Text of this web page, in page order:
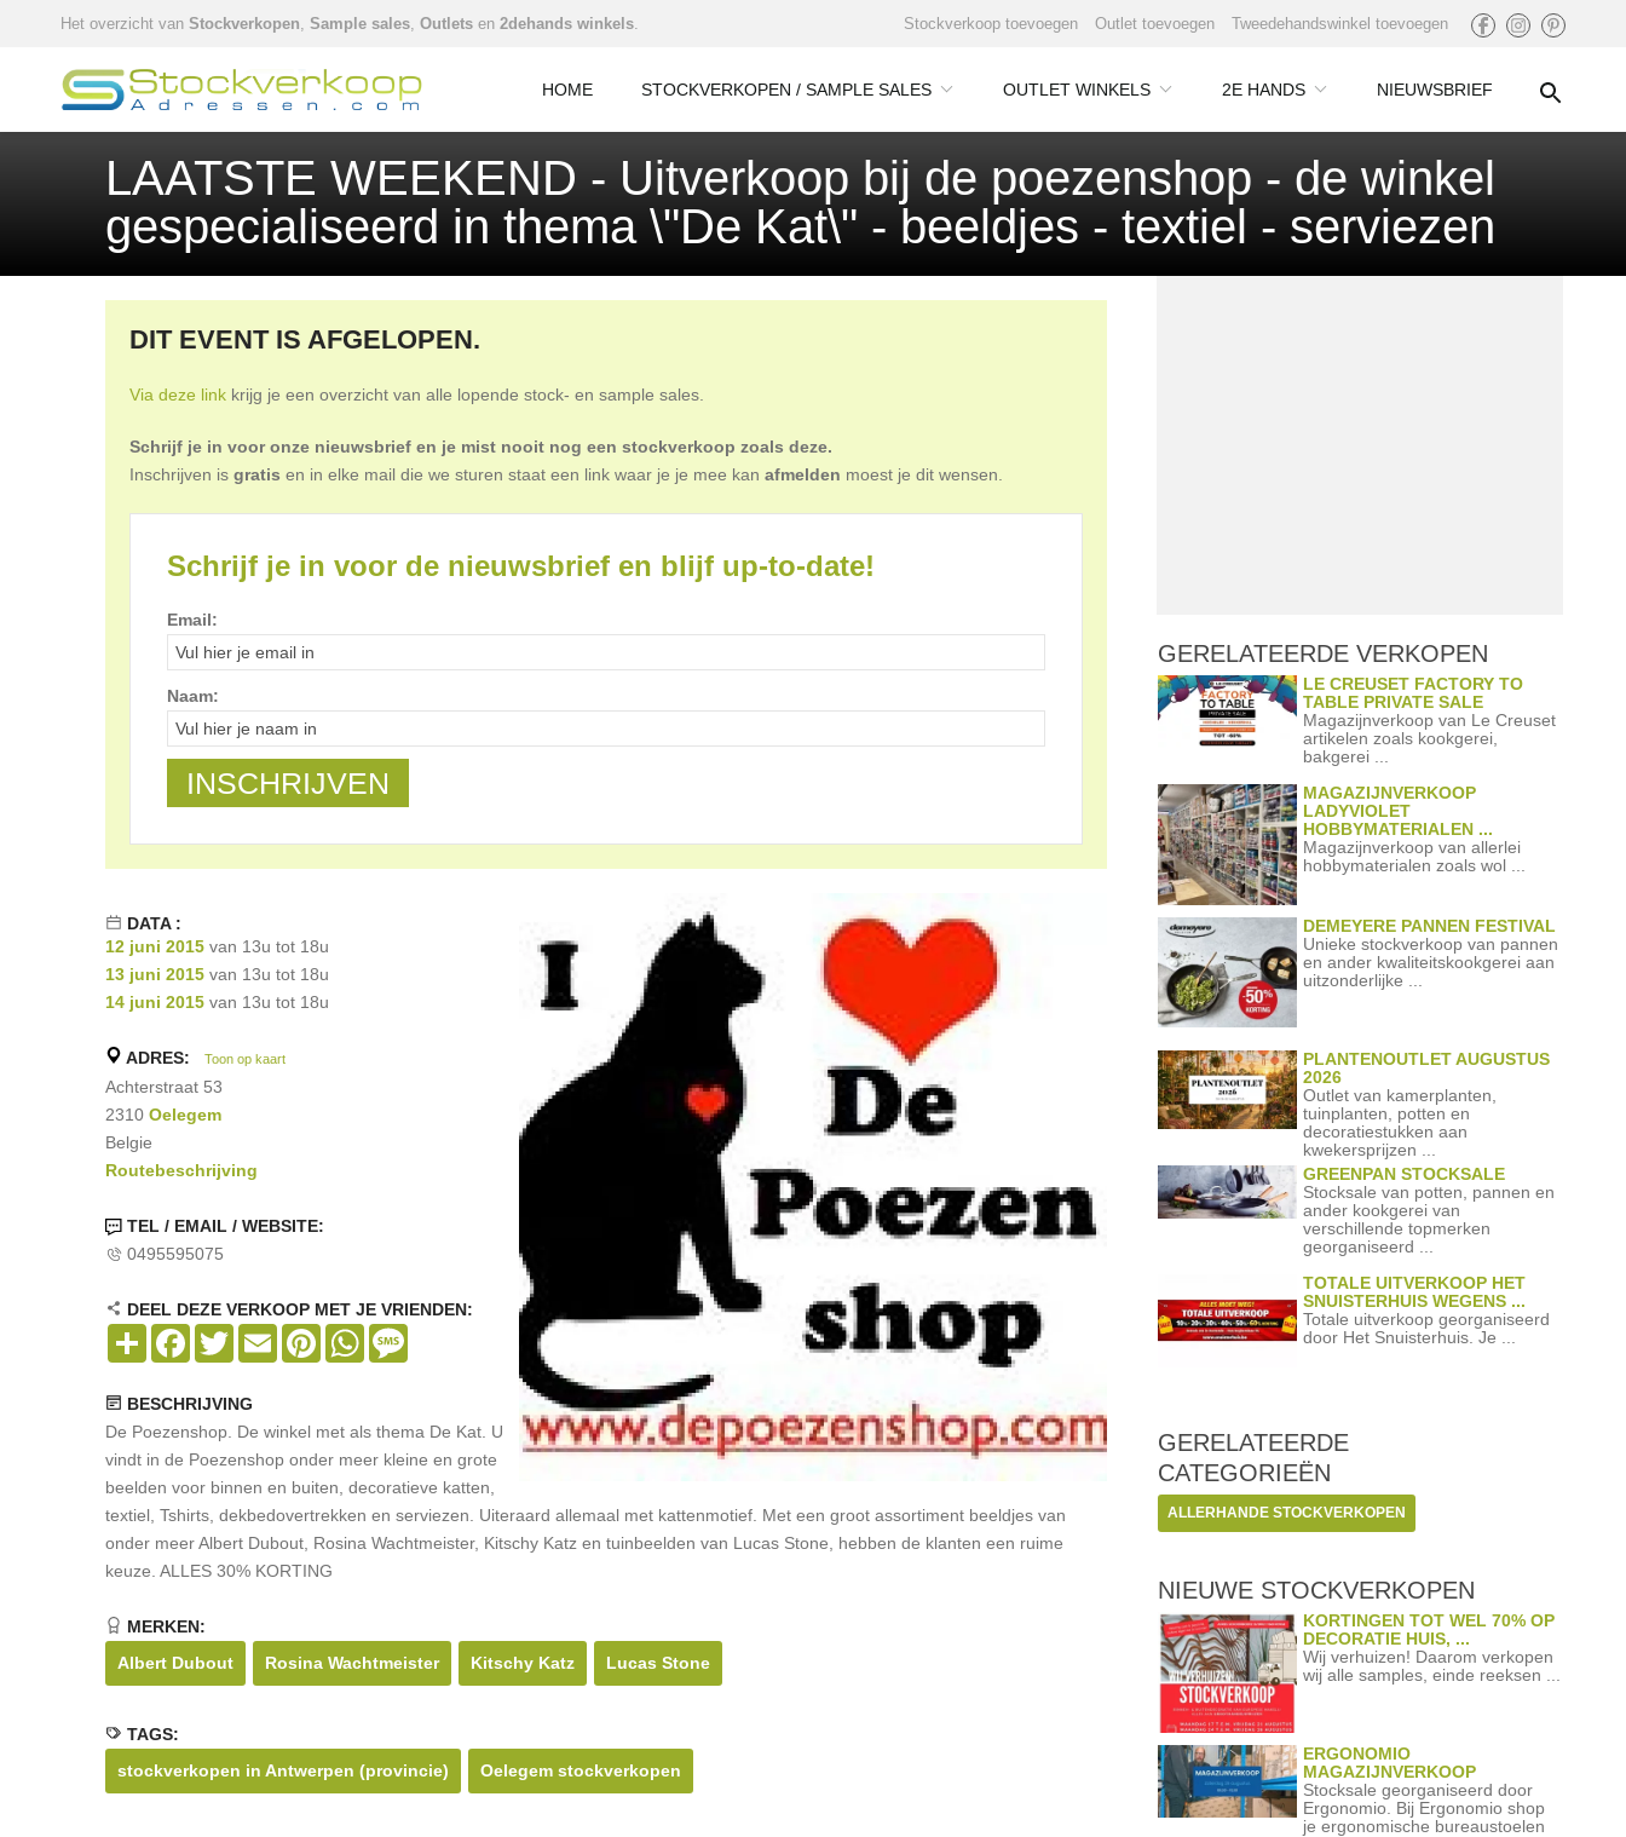
Het overzicht van Stockverkopen, Sample sales, Outlets en 2dehands winkels. Stockverkoop toevoegen Outlet toevoegen Tweedehandswinkel toevoegen
HOME STOCKVERKOPEN / SAMPLE SALES OUTLET WINKELS 2E HANDS NIEUWSBRIEF
LAATSTE WEEKEND - Uitverkoop bij de poezenshop - de winkel
gespecialiseerd in thema \"De Kat\" - beeldjes - textiel - serviezen
DIT EVENT IS AFGELOPEN.
Via deze link krijg je een overzicht van alle lopende stock- en sample sales.
Schrijf je in voor onze nieuwsbrief en je mist nooit nog een stockverkoop zoals deze.
Inschrijven is gratis en in elke mail die we sturen staat een link waar je je mee kan afmelden moest je dit wensen.
Schrijf je in voor de nieuwsbrief en blijf up-to-date!
Email:
Naam:
DATA :
12 juni 2015 van 13u tot 18u
13 juni 2015 van 13u tot 18u
14 juni 2015 van 13u tot 18u
ADRES: Toon op kaart
Achterstraat 53
2310 Oelegem
Belgie
Routebeschrijving
TEL / EMAIL / WEBSITE:
0495595075
DEEL DEZE VERKOOP MET JE VRIENDEN:
Share Facebook
TwitterEmail PinterestWhatsApp
BESCHRIJVING
De Poezenshop. De winkel met als thema De Kat. U
vindt in de Poezenshop onder meer kleine en grote
beelden voor binnen en buiten, decoratieve katten,
textiel, Tshirts, dekbedovertrekken en serviezen. Uiteraard allemaal met kattenmotief. Met een groot assortiment beeldjes van
onder meer Albert Dubout, Rosina Wachtmeister, Kitschy Katz en tuinbeelden van Lucas Stone, hebben de klanten een ruime
keuze. ALLES 30% KORTING
MERKEN:
Albert Dubout
Rosina Wachtmeister Kitschy Katz Lucas Stone
TAGS:
stockverkopen in Antwerpen (provincie)
Oelegem stockverkopen
GERELATEERDE VERKOPEN
LE CREUSET FACTORY TO
TABLE PRIVATE SALE
Magazijnverkoop van Le Creuset
artikelen zoals kookgerei,
bakgerei ...
MAGAZIJNVERKOOP
LADYVIOLET
HOBBYMATERIALEN ...
Magazijnverkoop van allerlei
hobbymaterialen zoals wol ...
DEMEYERE PANNEN FESTIVAL
Unieke stockverkoop van pannen
en ander kwaliteitskookgerei aan
uitzonderlijke ...
PLANTENOUTLET AUGUSTUS
2026
Outlet van kamerplanten,
tuinplanten, potten en
decoratiestukken aan
kwekersprijzen ...
GREENPAN STOCKSALE
Stocksale van potten, pannen en
ander kookgerei van
verschillende topmerken
georganiseerd ...
TOTALE UITVERKOOP HET
SNUISTERHUIS WEGENS ...
Totale uitverkoop georganiseerd
door Het Snuisterhuis. Je ...
GERELATEERDE
CATEGORIEËN
ALLERHANDE STOCKVERKOPEN
NIEUWE STOCKVERKOPEN
KORTINGEN TOT WEL 70% OP
DECORATIE HUIS, ...
Wij verhuizen! Daarom verkopen
wij alle samples, einde reeksen ...
ERGONOMIO
MAGAZIJNVERKOOP
Stocksale georganiseerd door
Ergonomio. Bij Ergonomio shop
je ergonomische bureaustoelen